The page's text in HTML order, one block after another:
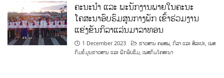
ຄະນະນຳ ແລະ ພະນັກງານພາຍໃນຄະນະ
ໂຄສະນາອົບຮົມສູນກາງພັກ ເຂົ້າຮ່ວມງານ
ແຂ່ງຂັນກິລາແລ່ນມາລາທອນ
1 December 2023 ຂ່າວສານ ຄອສພ,ກິລາ ແລະ ສິລະປະ,ເພສ
ກົມຂໍ້ມູນຂ່າວສານ ແລະ ຝຶກອົບຮົມ,ເພສກົມໂຄສະນາ